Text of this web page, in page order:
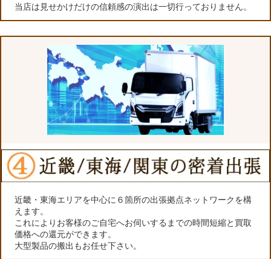
当店は見せかけだけの信頼感の演出は一切行っておりません。
近畿・東海エリアを中心に６箇所の出張拠点ネットワークを構
えます。
これによりお客様のご自宅へお伺いするまでの時間短縮と買取
価格への還元ができます。
大型製品の搬出もお任せ下さい。